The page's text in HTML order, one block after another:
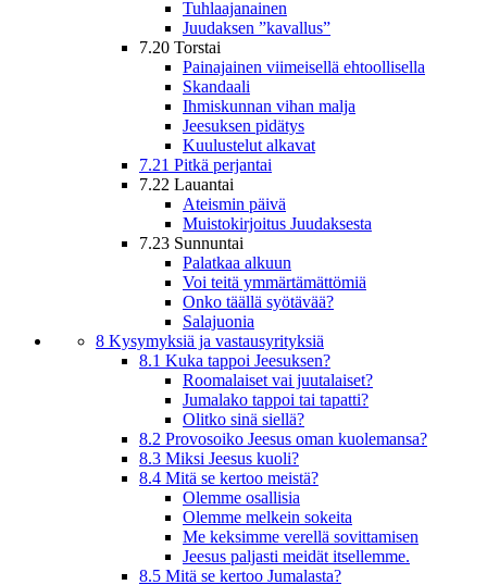
Tuhlaajanainen
Juudaksen ”kavallus”
7.20 Torstai
Painajainen viimeisellä ehtoollisella
Skandaali
Ihmiskunnan vihan malja
Jeesuksen pidätys
Kuulustelut alkavat
7.21 Pitkä perjantai
7.22 Lauantai
Ateismin päivä
Muistokirjoitus Juudaksesta
7.23 Sunnuntai
Palatkaa alkuun
Voi teitä ymmärtämättömiä
Onko täällä syötävää?
Salajuonia
8 Kysymyksiä ja vastausyrityksiä
8.1 Kuka tappoi Jeesuksen?
Roomalaiset vai juutalaiset?
Jumalako tappoi tai tapatti?
Olitko sinä siellä?
8.2 Provosoiko Jeesus oman kuolemansa?
8.3 Miksi Jeesus kuoli?
8.4 Mitä se kertoo meistä?
Olemme osallisia
Olemme melkein sokeita
Me keksimme verellä sovittamisen
Jeesus paljasti meidät itsellemme.
8.5 Mitä se kertoo Jumalasta?